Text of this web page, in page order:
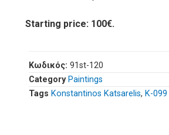
Starting price: 100€.
Κωδικός: 91st-120
Category Paintings
Tags Konstantinos Katsarelis, Κ-099